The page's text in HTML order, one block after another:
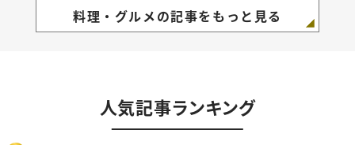
料理・グルメの記事をもっと見る
人気記事ランキング